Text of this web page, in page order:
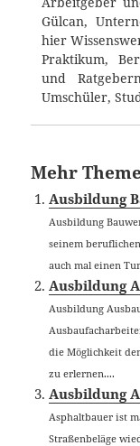
Gülcan,
hier
Praktikum,
und
Umschüler,
Mehr
Ausbildung
Ausbildung
seinem
auch mal einen
Ausbildung
Ausbildung
die Möglichkeit
zu erlernen....
Ausbildung
Asphaltbauer ist
Straßenbeläge